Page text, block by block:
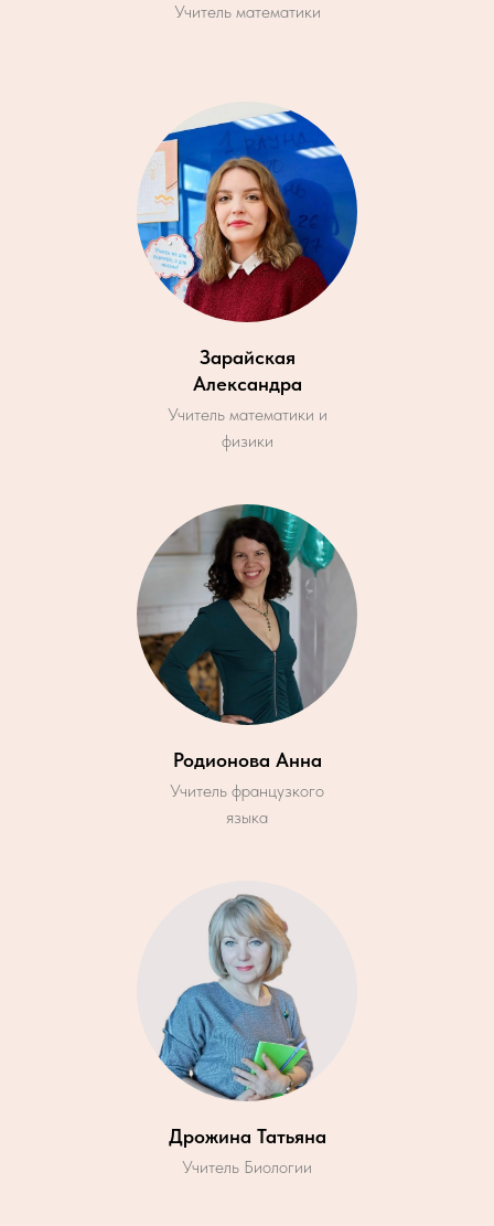
Учитель математики
Зарайская
Александра
Учитель математики и
физики
Родионова Анна
Учитель французкого
языка
Дрожина Татьяна
Учитель Биологии